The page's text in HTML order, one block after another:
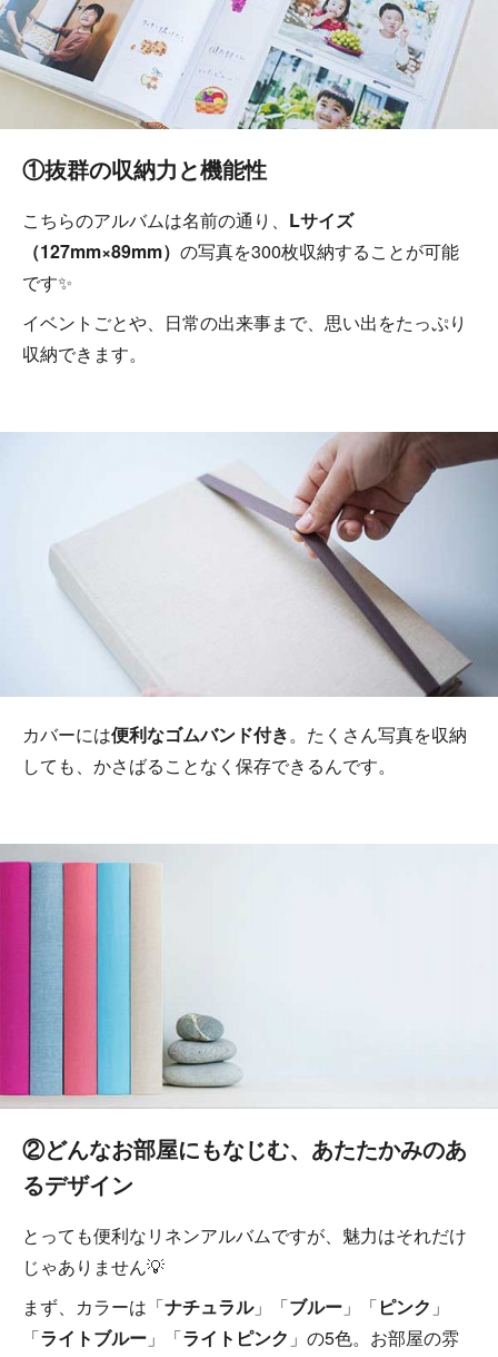
①抜群の収納力と機能性
こちらのアルバムは名前の通り、 Lサイズ
（127mm×89mm） の写真を300枚収納することが可能
です✨
イベントごとや、日常の出来事まで、思い出をたっぷり
収納できます。
カバーには便利なゴムバンド付き。たくさん写真を収納
しても、かさばることなく保存できるんです。
②どんなお部屋にもなじむ、あたたかみのあ
るデザイン
とっても便利なリネンアルバムですが、魅力はそれだけ
じゃありません💡
まず、カラーは「ナチュラル」「ブルー 」「ピンク 」
「ライトブルー 」「ライトピンク 」の5色。お部屋の雰